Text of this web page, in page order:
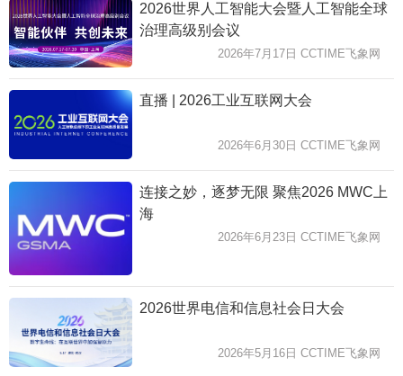
2026世界人工智能大会暨人工智能全球
治理高级别会议
2026年7月17日 CCTIME飞象网
直播 | 2026工业互联网大会
2026年6月30日 CCTIME飞象网
连接之妙，逐梦无限 聚焦2026 MWC上
海
2026年6月23日 CCTIME飞象网
2026世界电信和信息社会日大会
2026年5月16日 CCTIME飞象网